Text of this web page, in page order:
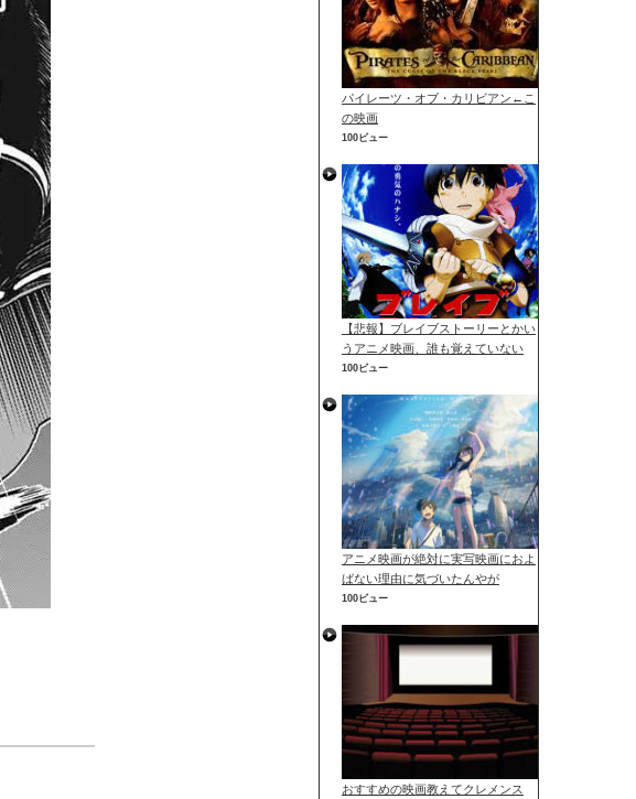
パイレーツ・オブ・カリビアン←こ
の映画
100ビュー
【悲報】ブレイブストーリーとかい
うアニメ映画、誰も覚えていない
100ビュー
アニメ映画が絶対に実写映画におよ
ばない理由に気づいたんやが
100ビュー
おすすめの映画教えてクレメンス